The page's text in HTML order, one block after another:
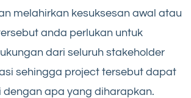
melahirkan kesuksesan awal atau
anda perlukan untuk
dari seluruh stakeholder
sehingga project tersebut dapat
dengan apa yang diharapkan.